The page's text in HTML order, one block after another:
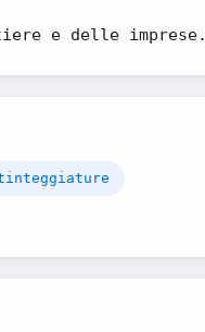
e delle imprese.